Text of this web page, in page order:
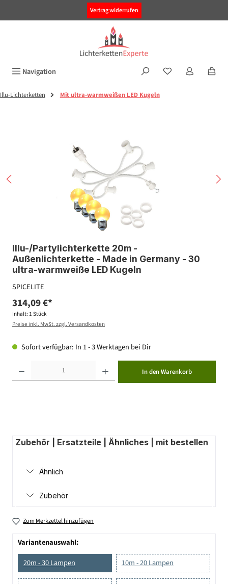
Vertrag widerrufen
Navigation
Illu-Lichterketten Mit ultra-warmweißen LED Kugeln
Illu-/Partylichterkette 20m -
Außenlichterkette - Made in Germany - 30
ultra-warmweiße LED Kugeln
SPICELITE
314,09 €*
Inhalt: 1 Stück
Preise inkl. MwSt. zzgl. Versandkosten
Sofort verfügbar: In 1 - 3 Werktagen bei Dir
In den Warenkorb
Zubehör | Ersatzteile | Ähnliches | mit bestellen
Ähnlich
Zubehör
Zum Merkzettel hinzufügen
Variantenauswahl:
20m - 30 Lampen
10m - 20 Lampen